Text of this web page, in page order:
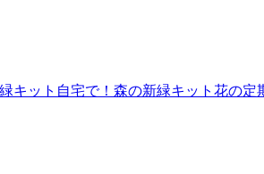
キット 自宅で！森の新緑キット 花の定